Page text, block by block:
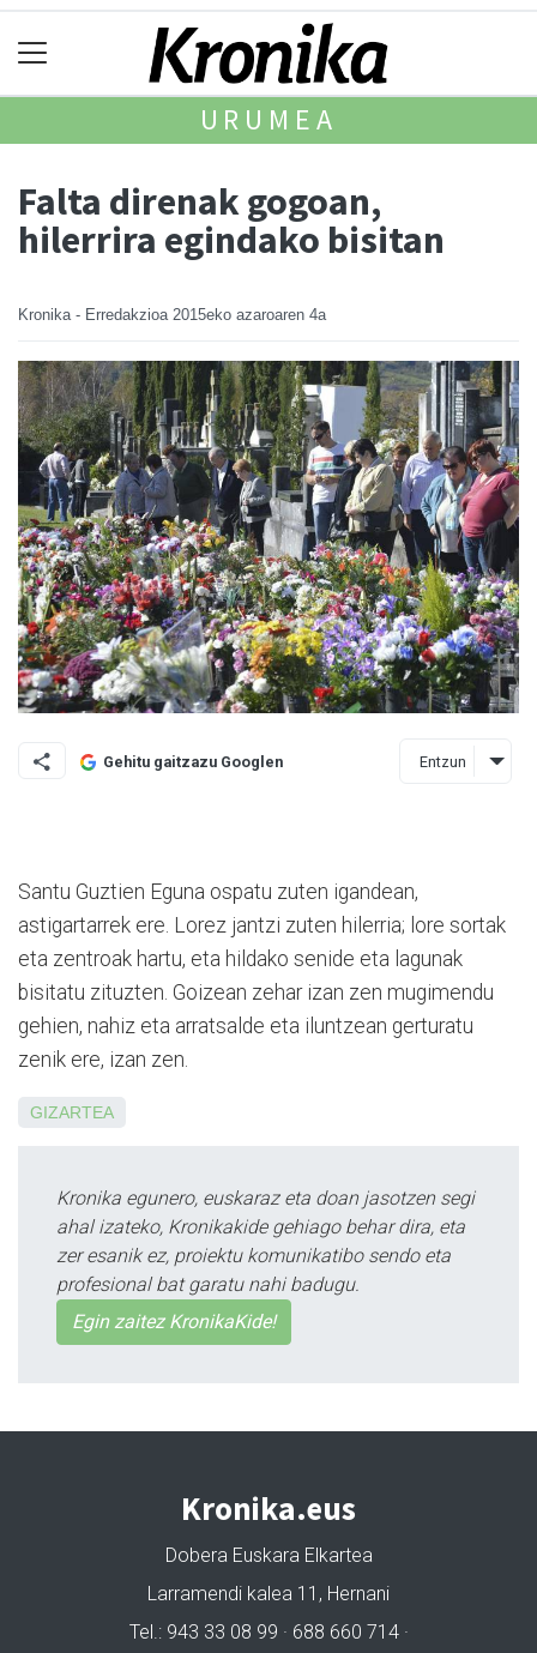
URUMEA
Falta direnak gogoan,
hilerrira egindako bisitan
Kronika - Erredakzioa 2015eko azaroaren 4a
Gehitu gaitzazu Googlen Entzun
Santu Guztien Eguna ospatu zuten igandean,
astigartarrek ere. Lo­rez jantzi zuten hilerria; lore sortak
eta zentroak hartu, eta hildako senide eta lagunak
bisitatu zituzten. Goizean zehar izan zen mugimendu
gehien, nahiz eta arratsalde eta iluntzean gerturatu
zenik ere, izan zen.
GIZARTEA
Kronika egunero, euskaraz eta doan jasotzen segi
ahal izateko, Kronikakide gehiago behar dira, eta
zer esanik ez, proiektu komunikatibo sendo eta
profesional bat garatu nahi badugu.
Egin zaitez KronikaKide!
Kronika.eus
Dobera Euskara Elkartea
Larramendi kalea 11, Hernani
Tel.: 943 33 08 99 · 688 660 714 ·